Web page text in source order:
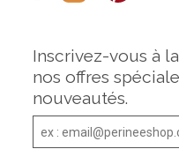
Inscrivez-vous à
nos offres
nouveautés.